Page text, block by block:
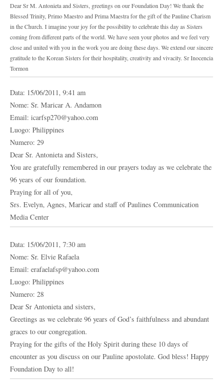
Dear Sr M. Antonieta and Sisters, greetings on our Foundation Day! We thank the
Blessed Trinity, Primo Maestro and Prima Maestra for the gift of the Pauline Charism
in the Church. I imagine your joy for the possibility to celebrate this day as Sisters
coming from different parts of the world. We have seen your photos and we feel very
close and united with you in the work you are doing these days. We extend our sincere
gratitude to the Korean Sisters for their hospitality, creativity and vivacity. Sr Inocencia
Tormon
Data: 15/06/2011, 9:41 am
Nome: Sr. Maricar A. Andamon
Email: icarfsp270@yahoo.com
Luogo: Philippines
Numero: 29
Dear Sr. Antonieta and Sisters,
You are gratefully remembered in our prayers today as we celebrate the
96 years of our foundation.
Praying for all of you,
Srs. Evelyn, Agnes, Maricar and staff of Paulines Communication
Media Center
Data: 15/06/2011, 7:30 am
Nome: Sr. Elvie Rafaela
Email: erafaelafsp@yahoo.com
Luogo: Philippines
Numero: 28
Dear Sr Antonieta and sisters,
Greetings as we celebrate 96 years of God’s faithfulness and abundant
graces to our congregation.
Praying for the gifts of the Holy Spirit during these 10 days of
encounter as you discuss on our Pauline apostolate. God bless! Happy
Foundation Day to all!